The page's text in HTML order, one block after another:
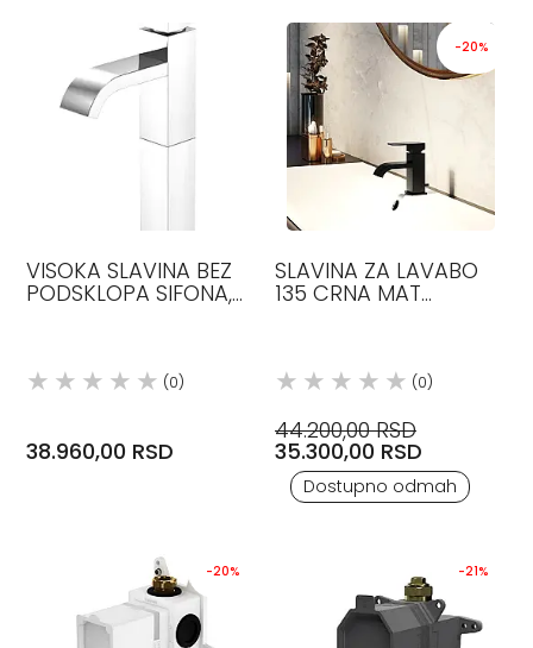
VISOKA SLAVINA BEZ
PODSKLOPA SIFONA,
(0)
38.960,00 RSD
-20%
SLAVINA ZA LAVABO
135 CRNA MAT
(0)
44.200,00 RSD
35.300,00 RSD
Dostupno odmah
-20% -21%